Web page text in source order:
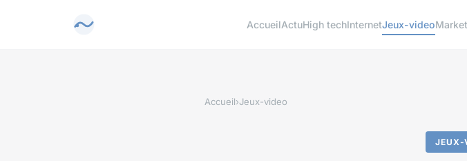
AccueilActuHigh techInternetJeux-video
Accueil›Jeux-video
JEUX-